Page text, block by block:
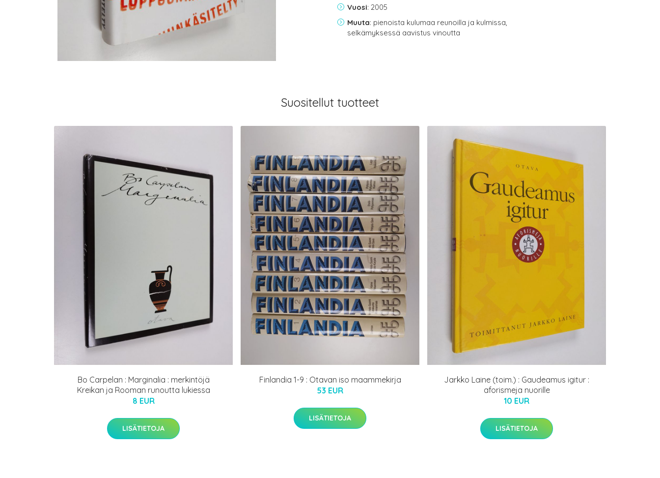
Vuosi: 2005
Muuta: pienoista kulumaa reunoilla ja kulmissa,
selkämyksessä aavistus vinoutta
Suositellut tuotteet
Bo Carpelan : Marginalia : merkintöjä
Kreikan ja Rooman runoutta lukiessa
8 EUR
LISÄTIETOJA
Finlandia 1-9 : Otavan iso maammekirja
53 EUR
LISÄTIETOJA
Jarkko Laine (toim.) : Gaudeamus igitur :
aforismeja nuorille
10 EUR
LISÄTIETOJA